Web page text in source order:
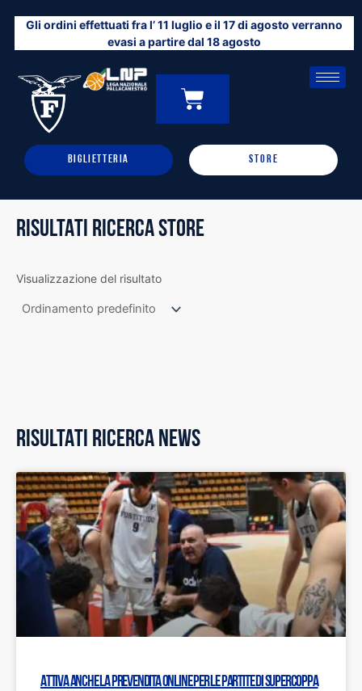
contenuto
Gli ordini effettuati fra l’ 11 luglio e il 17 di agosto verranno
evasi a partire dal 18 agosto
0
CARRELLO
BIGLIETTERIA STORE
RISULTATI RICERCA STORE
Visualizzazione del risultato
RISULTATI RICERCA NEWS
Attiva anche la prevendita online per le partite di Supercoppa